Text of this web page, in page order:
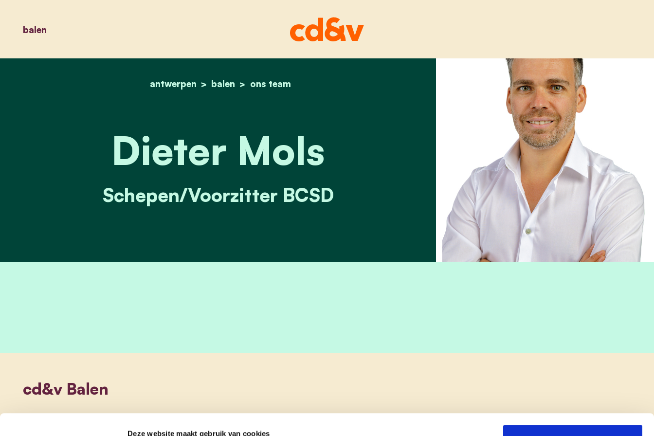
Deze website maakt gebruik van cookies
balen
home
antwerpen balen ons team
dieter mols
Dieter Mols
Schepen/Voorzitter BCSD
cd&v Balen